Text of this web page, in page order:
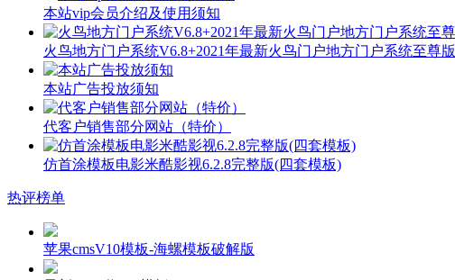
本站vip会员介绍及使用须知
火鸟地方门户系统V6.8+2021年最新火鸟门户地方门户系统至尊版
本站广告投放须知
代客户销售部分网站（特价）
仿首涂模板电影米酷影视6.2.8完整版(四套模板)
热评榜单
苹果cmsV10模板-海螺模板破解版